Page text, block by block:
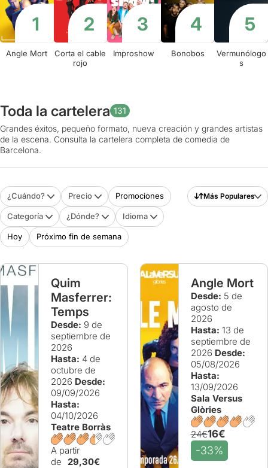
Angle Mort
Corta el cable
rojo
Improshow Bonobos
Vermunólogo
s
Toda la cartelera 131
Grandes éxitos, pequeño formato, nueva creación y grandes artistas
de la escena. Consulta la cartelera completa de comedia de
Barcelona.
¿Cuándo? Precio Promociones
Categoría ¿Dónde? Idioma
Hoy Próximo fin de semana
Más Populares
Quim
Masferrer:
Temps
Desde: 9 de
septiembre de
2026
Hasta: 4 de
octubre de
2026 Desde:
09/09/2026
Hasta:
04/10/2026
Teatre Borràs
A partir
de
29,30€
Angle Mort
Desde: 5 de
agosto de
2026
Hasta: 13 de
septiembre de
2026 Desde:
05/08/2026
Hasta:
13/09/2026
Sala Versus
Glòries
24€16€
-33%